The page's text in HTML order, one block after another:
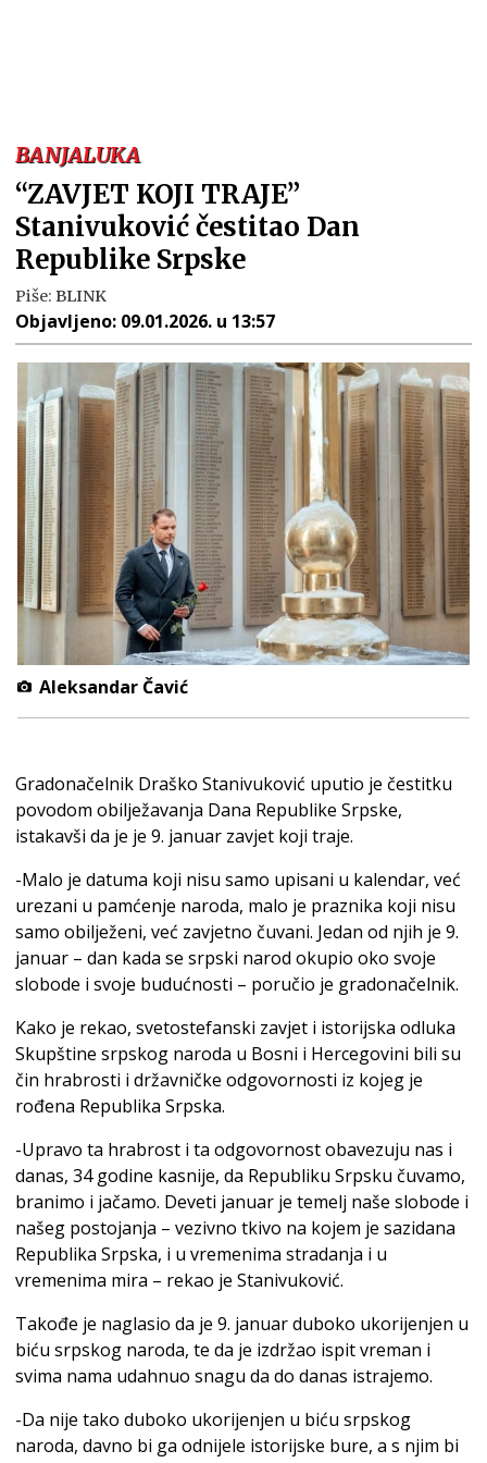
BANJALUKA
“ZAVJET KOJI TRAJE”
Stanivuković čestitao Dan
Republike Srpske
Piše: BLINK
Objavljeno: 09.01.2026. u 13:57
Aleksandar Čavić
Gradonačelnik Draško Stanivuković uputio je čestitku
povodom obilježavanja Dana Republike Srpske,
istakavši da je je 9. januar zavjet koji traje.
-Malo je datuma koji nisu samo upisani u kalendar, već
urezani u pamćenje naroda, malo je praznika koji nisu
samo obilježeni, već zavjetno čuvani. Jedan od njih je 9.
januar – dan kada se srpski narod okupio oko svoje
slobode i svoje budućnosti – poručio je gradonačelnik.
Kako je rekao, svetostefanski zavjet i istorijska odluka
Skupštine srpskog naroda u Bosni i Hercegovini bili su
čin hrabrosti i državničke odgovornosti iz kojeg je
rođena Republika Srpska.
-Upravo ta hrabrost i ta odgovornost obavezuju nas i
danas, 34 godine kasnije, da Republiku Srpsku čuvamo,
branimo i jačamo. Deveti januar je temelj naše slobode i
našeg postojanja – vezivno tkivo na kojem je sazidana
Republika Srpska, i u vremenima stradanja i u
vremenima mira – rekao je Stanivuković.
Takođe je naglasio da je 9. januar duboko ukorijenjen u
biću srpskog naroda, te da je izdržao ispit vreman i
svima nama udahnuo snagu da do danas istrajemo.
-Da nije tako duboko ukorijenjen u biću srpskog
naroda, davno bi ga odnijele istorijske bure, a s njim bi